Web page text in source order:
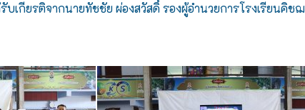
บเกียรติจากนายทัชชัย ผ่องสวัสดิ์ รองผู้อำนวยการโรงเรียนคิ